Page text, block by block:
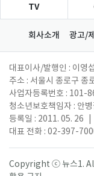
TV
회사소개 광고/
대표이사/발행인 : 이영섭
주소 : 서울시 종로구 종
사업자등록번호 : 101-
청소년보호책임자 : 안병
등록일 : 2011. 05. 26
대표 전화 : 02-397-
Copyright ⓒ 뉴스1.